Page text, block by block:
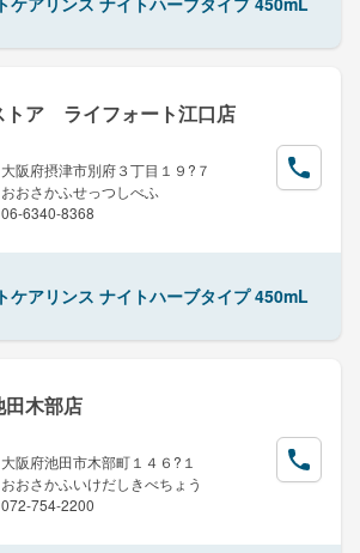
トア ライフォート江口店
大阪府摂津市別府３丁目１９?７
おおさかふせっつしべふ
06-6340-8368
ケアリンス ナイトハーブタイプ 450mL
田木部店
大阪府池田市木部町１４６?１
おおさかふいけだしきべちょう
072-754-2200